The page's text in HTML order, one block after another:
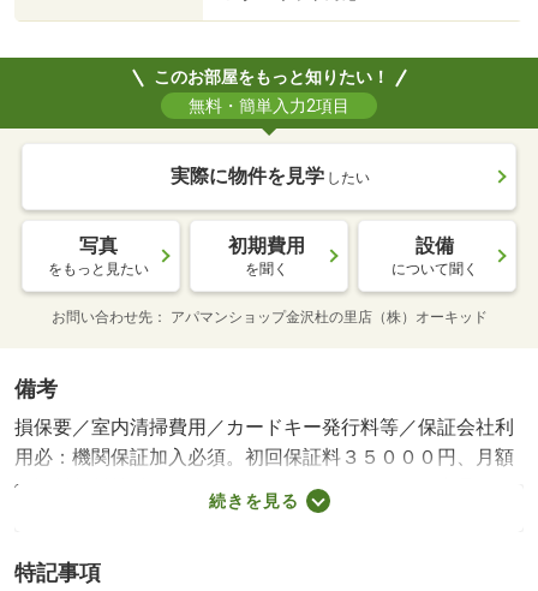
このお部屋をもっと知りたい！
無料・簡単入力2項目
実際に物件を見学 したい
写真
をもっと見たい
初期費用
を聞く
設備
について聞く
お問い合わせ先 アパマンショップ金沢杜の里店（株）オーキッド
備考
損保要／室内清掃費用／カードキー発行料等／保証会社利
用必：機関保証加入必須。初回保証料３５０００円、月額
保証料賃料等総額の１％＋８００円／月（その他商品あ
り）／駐２台可／［退去時費用 退去費用実費精算※故
事業者にご確認いただけます。 ルームクリーニング料金
続きを見る
特記事項